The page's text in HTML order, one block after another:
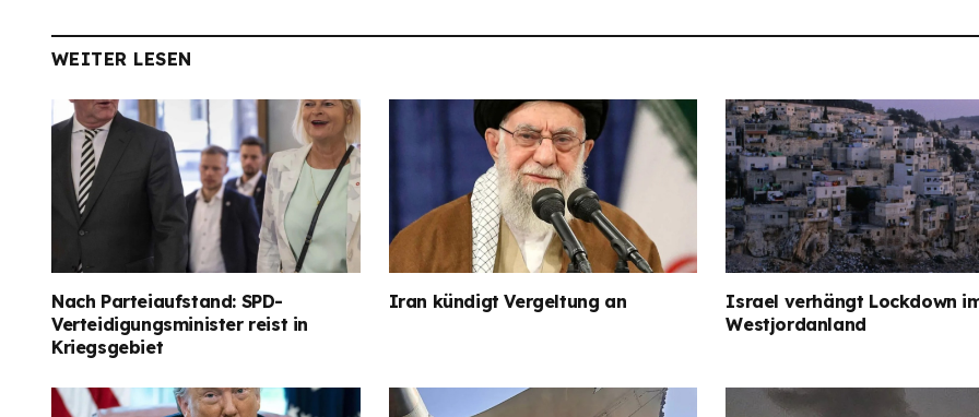
WEITER LESEN
Nach Parteiaufstand: SPD-
Verteidigungsminister reist in
Kriegsgebiet
Iran kündigt Vergeltung an
Israel verhängt Lockdown
Westjordanland